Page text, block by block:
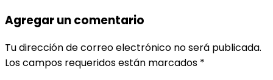
Agregar un comentario
Tu dirección de correo electrónico no será publicada.
Los campos requeridos están marcados *